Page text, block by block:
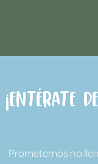
¡Entérate
Prometemos no